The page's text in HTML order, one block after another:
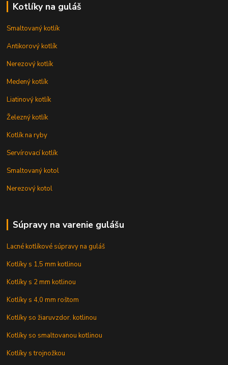
Kotlíky na guláš
Smaltovaný kotlík
Antikorový kotlík
Nerezový kotlík
Medený kotlík
Liatinový kotlík
Železný kotlík
Kotlík na ryby
Servírovací kotlík
Smaltovaný kotol
Nerezový kotol
Súpravy na varenie gulášu
Lacné kotlíkové súpravy na guláš
Kotlíky s 1,5 mm kotlinou
Kotlíky s 2 mm kotlinou
Kotlíky s 4,0 mm roštom
Kotlíky so žiaruvzdor. kotlinou
Kotlíky so smaltovanou kotlinou
Kotlíky s trojnožkou